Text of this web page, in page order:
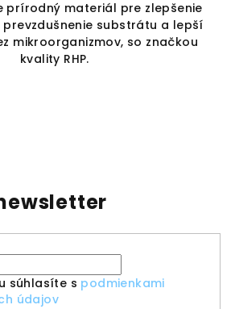
prírodný materiál pre zlepšenie
substrátu a lepší
mikroorganizmov, so značkou
kvality RHP.
súhlasíte s podmienkami
údajov